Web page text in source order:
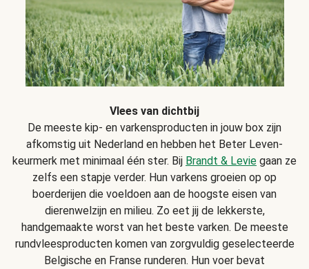
Vlees van dichtbij
De meeste kip- en varkensproducten in jouw box zijn
afkomstig uit Nederland en hebben het Beter Leven-
keurmerk met minimaal één ster. Bij Brandt & Levie gaan ze
zelfs een stapje verder. Hun varkens groeien op op
boerderijen die voeldoen aan de hoogste eisen van
dierenwelzijn en milieu. Zo eet jij de lekkerste,
handgemaakte worst van het beste varken. De meeste
rundvleesproducten komen van zorgvuldig geselecteerde
Belgische en Franse runderen. Hun voer bevat